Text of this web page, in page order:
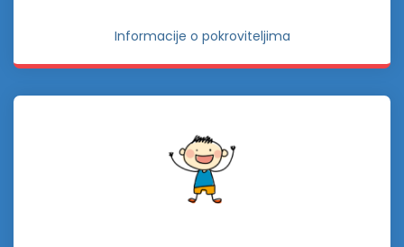
Informacije o pokroviteljima